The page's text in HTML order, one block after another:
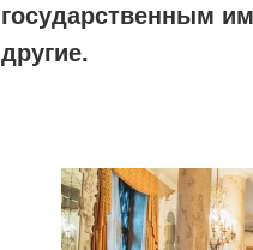
государственным
другие.